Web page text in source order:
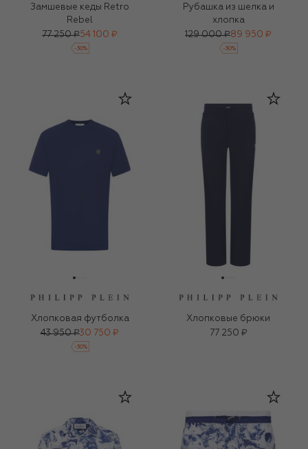
Замшевые кеды Retro
Rebel
77 250 ₽54 100 ₽
-30%
Рубашка из шелка и
хлопка
129 000 ₽89 950 ₽
-30%
Хлопковая футболка
43 950 ₽30 750 ₽
-30%
Хлопковые брюки
77 250 ₽